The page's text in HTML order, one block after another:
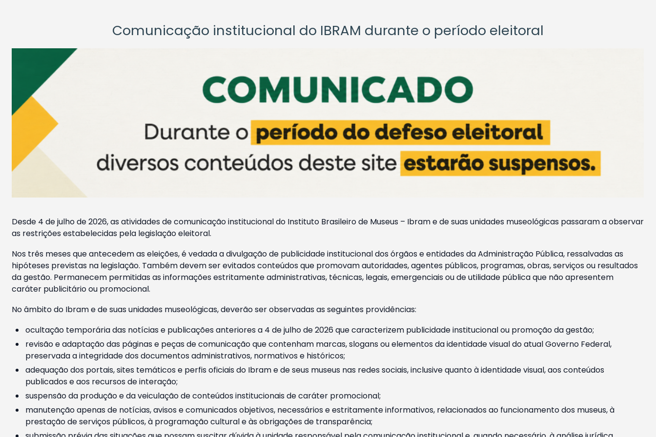
Comunicação institucional do IBRAM durante o período eleitoral
Desde 4 de julho de 2026, as atividades de comunicação institucional do Instituto Brasileiro de Museus – Ibram e de suas unidades museológicas passaram a observar
as restrições estabelecidas pela legislação eleitoral.
Nos três meses que antecedem as eleições, é vedada a divulgação de publicidade institucional dos órgãos e entidades da Administração Pública, ressalvadas as
hipóteses previstas na legislação. Também devem ser evitados conteúdos que promovam autoridades, agentes públicos, programas, obras, serviços ou resultados
da gestão. Permanecem permitidas as informações estritamente administrativas, técnicas, legais, emergenciais ou de utilidade pública que não apresentem
caráter publicitário ou promocional.
No âmbito do Ibram e de suas unidades museológicas, deverão ser observadas as seguintes providências:
ocultação temporária das notícias e publicações anteriores a 4 de julho de 2026 que caracterizem publicidade institucional ou promoção da gestão;
revisão e adaptação das páginas e peças de comunicação que contenham marcas, slogans ou elementos da identidade visual do atual Governo Federal,
preservada a integridade dos documentos administrativos, normativos e históricos;
adequação dos portais, sites temáticos e perfis oficiais do Ibram e de seus museus nas redes sociais, inclusive quanto à identidade visual, aos conteúdos
publicados e aos recursos de interação;
suspensão da produção e da veiculação de conteúdos institucionais de caráter promocional;
manutenção apenas de notícias, avisos e comunicados objetivos, necessários e estritamente informativos, relacionados ao funcionamento dos museus, à
prestação de serviços públicos, à programação cultural e às obrigações de transparência;